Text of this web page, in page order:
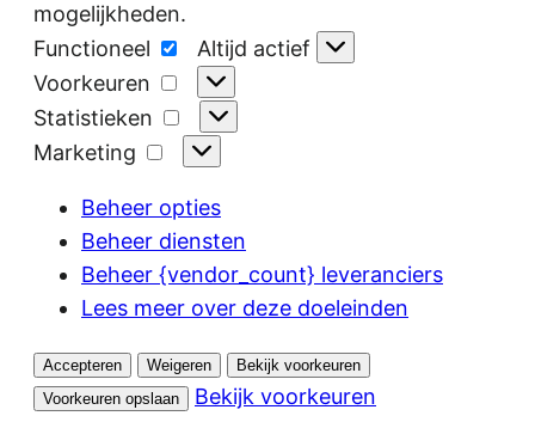
mogelijkheden.
Functioneel
Functioneel
Altijd actief
Voorkeuren
Voorkeuren
Statistieken
Statistieken
Marketing
Marketing
Beheer opties
Beheer diensten
Beheer {vendor_count} leveranciers
Lees meer over deze doeleinden
Accepteren Weigeren
Bekijk voorkeuren
Voorkeuren opslaan
Bekijk voorkeuren